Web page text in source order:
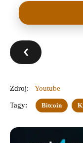
Zdroj: Youtube
Tagy: Bitcoin